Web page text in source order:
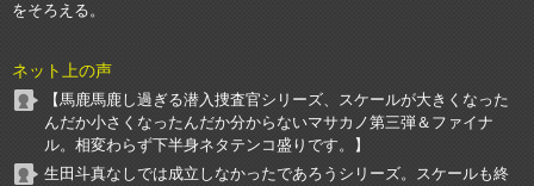
をそろえる。
ネット上の声
【馬鹿馬鹿し過ぎる潜入捜査官シリーズ、スケールが大きくなった
んだか小さくなったんだか分からないマサカノ第三弾＆ファイナ
ル。相変わらず下半身ネタテンコ盛りです。】
生田斗真なしでは成立しなかったであろうシリーズ。スケールも終